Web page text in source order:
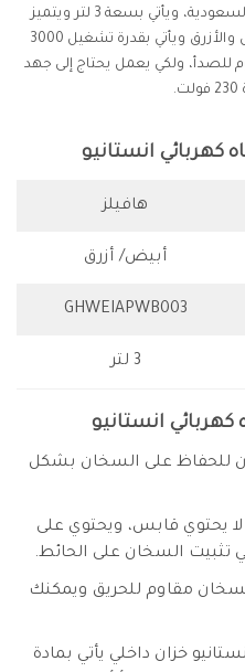
احد افضل انواع سخانات المياه في السعودية، ويأتي بسعة 3 لتر ويتميز
بتصميم عصري ورائع باللون الأبيض والأزرق ويأتي بقدرة تشغيل 3000
للصدأ، ولكي يعمل يحتاج إلى جهد
انستانيو
هافيلز
أبيض/ أزرق
GHWEIAPWB003
3 لتر
انستانيو
للحفاظ على السخان بشكل
يحتوي قابس، ويحتوي على
السخان على الحائط.
مقاوم للحريق ويمكنك
خزان داخلي يأتي بمادة